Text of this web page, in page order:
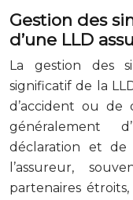
Gestion des
d’une LLD
La gestion des
significatif de la
d’accident ou de
généralement
déclaration et
l’assureur,
partenaires